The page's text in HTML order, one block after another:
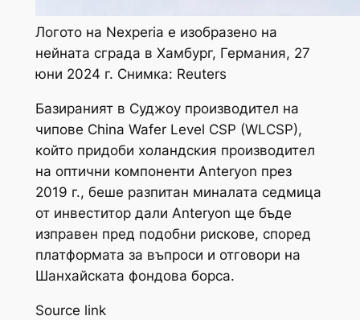
Логото на Nexperia е изобразено на
нейната сграда в Хамбург, Германия, 27
юни 2024 г. Снимка: Reuters
Базираният в Суджоу производител на
чипове China Wafer Level CSP (WLCSP),
който придоби холандския производител
на оптични компоненти Anteryon през
2019 г., беше разпитан миналата седмица
от инвеститор дали Anteryon ще бъде
изправен пред подобни рискове, според
платформата за въпроси и отговори на
Шанхайската фондова борса.
Source link